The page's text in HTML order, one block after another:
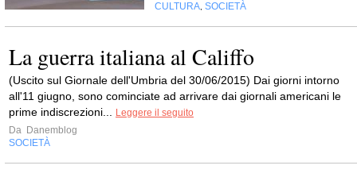
CULTURA SOCIETÀ
La guerra italiana al Califfo
(Uscito sul Giornale dell'Umbria del 30/06/2015) Dai giorni intorno
all'11 giugno, sono cominciate ad arrivare dai giornali americani le
prime indiscrezioni...
Leggere il seguito
Da Danemblog
SOCIETÀ